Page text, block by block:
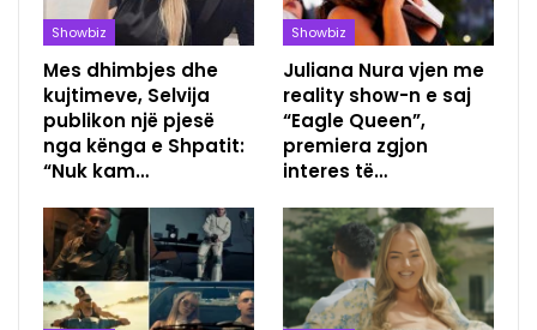
Showbiz
Mes dhimbjes dhe
kujtimeve, Selvija
publikon një pjesë
nga kënga e Shpatit:
“Nuk kam…
Showbiz
Juliana Nura vjen me
reality show-n e saj
“Eagle Queen”,
premiera zgjon
interes të…